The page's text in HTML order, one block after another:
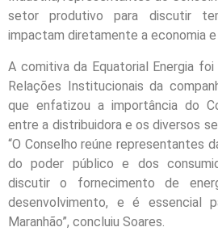
setor produtivo para discutir
impactam diretamente a economia e
A comitiva da Equatorial Energia
Relações Institucionais da
que enfatizou a importância do
entre a distribuidora e os diversos
“O Conselho reúne representantes
do poder público e dos
discutir o fornecimento de
desenvolvimento, e é essencial
Maranhão”, concluiu Soares.